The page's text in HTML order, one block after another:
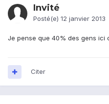
Invité
Posté(e) 12 janvier 2013
Je pense que 40% des gens ici
Citer